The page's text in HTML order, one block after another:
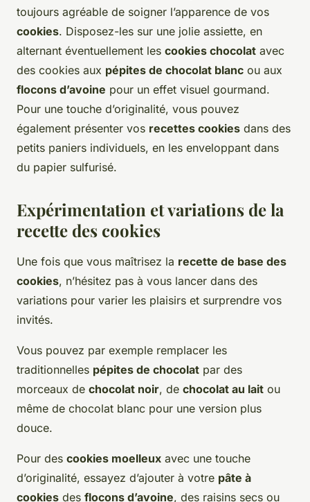
toujours agréable de soigner l’apparence de vos
cookies. Disposez-les sur une jolie assiette, en
alternant éventuellement les cookies chocolat avec
des cookies aux pépites de chocolat blanc ou aux
flocons d’avoine pour un effet visuel gourmand.
Pour une touche d’originalité, vous pouvez
également présenter vos recettes cookies dans des
petits paniers individuels, en les enveloppant dans
du papier sulfurisé.
Expérimentation et variations de la
recette des cookies
Une fois que vous maîtrisez la recette de base des
cookies, n’hésitez pas à vous lancer dans des
variations pour varier les plaisirs et surprendre vos
invités.
Vous pouvez par exemple remplacer les
traditionnelles pépites de chocolat par des
morceaux de chocolat noir, de chocolat au lait ou
même de chocolat blanc pour une version plus
douce.
Pour des cookies moelleux avec une touche
d’originalité, essayez d’ajouter à votre pâte à
cookies des flocons d’avoine, des raisins secs ou